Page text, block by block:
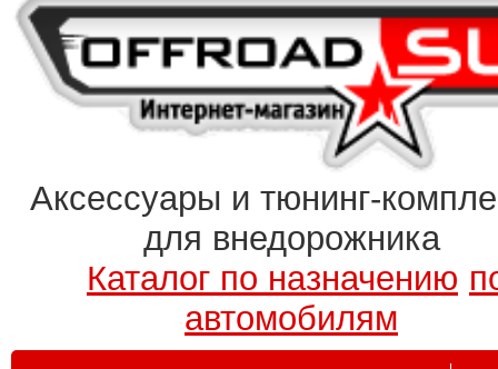
Аксессуары и тюнинг-
для внедорожника
Каталог по назначению
автомобилям